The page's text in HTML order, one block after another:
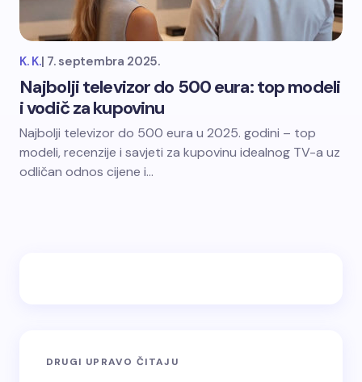
K. K.| 7. septembra 2025.
Najbolji televizor do 500 eura: top modeli
i vodič za kupovinu
Najbolji televizor do 500 eura u 2025. godini – top
modeli, recenzije i savjeti za kupovinu idealnog TV-a uz
odličan odnos cijene i…
DRUGI UPRAVO ČITAJU